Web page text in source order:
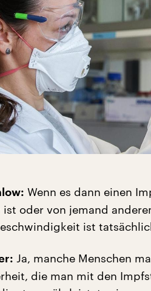
Wenn es dann einen
ist oder von jemand
ist
Ja, manche Menschen
die man mit den